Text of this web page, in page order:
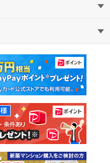
中古マンション
中古一戸建て
土地
教えて！住まいの先生